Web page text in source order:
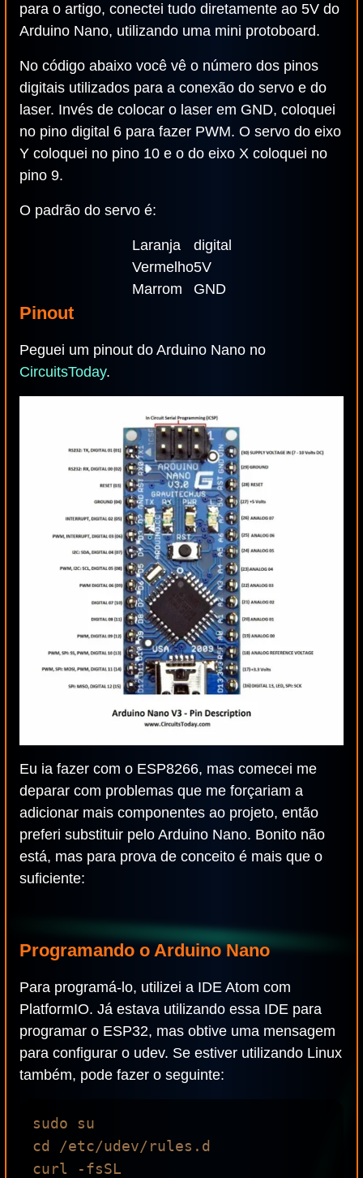
para o artigo, conectei tudo diretamente ao 5V do
Arduino Nano, utilizando uma mini protoboard.
No código abaixo você vê o número dos pinos
digitais utilizados para a conexão do servo e do
laser. Invés de colocar o laser em GND, coloquei
no pino digital 6 para fazer PWM. O servo do eixo
Y coloquei no pino 10 e o do eixo X coloquei no
pino 9.
O padrão do servo é:
Laranja
digital
Vermelho5V
Marrom
GND
Pinout
Peguei um pinout do Arduino Nano no
CircuitsToday.
Eu ia fazer com o ESP8266, mas comecei me
deparar com problemas que me forçariam a
adicionar mais componentes ao projeto, então
preferi substituir pelo Arduino Nano. Bonito não
está, mas para prova de conceito é mais que o
suficiente:
Programando o Arduino Nano
Para programá-lo, utilizei a IDE Atom com
PlatformIO. Já estava utilizando essa IDE para
programar o ESP32, mas obtive uma mensagem
para configurar o udev. Se estiver utilizando Linux
também, pode fazer o seguinte:
sudo su
cd /etc/udev/rules.d
curl -fsSL